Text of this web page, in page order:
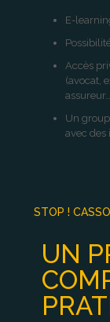
E-
Accès
(avocat,
Un
avec des
STOP !
UN